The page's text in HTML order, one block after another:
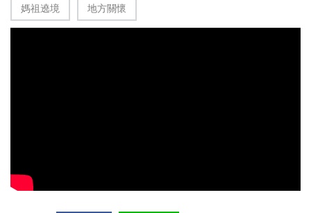
媽祖遶境 地方關懷